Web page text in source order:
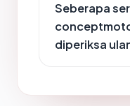
Seberapa
diperiksa